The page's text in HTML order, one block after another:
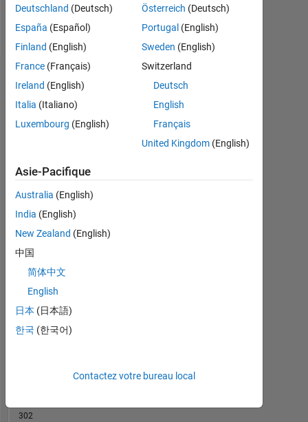
Follow
Tableau de bord
Statistiques
CONTRIBUTIONS L
-2
-1
1
2
3
302
Deutschland (Deutsch)
España (Español)
Finland (English)
France (Français)
Ireland (English)
Italia (Italiano)
Luxembourg (English)
Österreich (Deutsch)
Portugal (English)
Sweden (English)
Switzerland
Deutsch
English
Français
United Kingdom(English)
Asie-Pacifique
Australia (English)
India (English)
New Zealand (English)
中国
简体中文
English
日本 (日本語)
한국 (한국어)
Contactez votre bureau local